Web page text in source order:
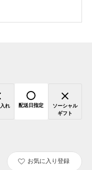
れ 配送日指定
ソーシャル
ギフト
お気に入り登録